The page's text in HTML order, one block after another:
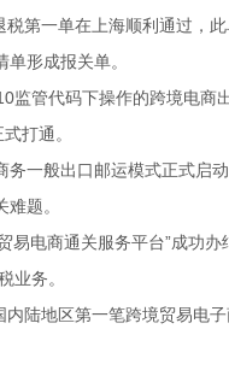
第一单在上海顺利通过，
形成报关单。
监管代码下操作的跨境电
打通。
一般出口邮运模式正式启
题。
易电商通关服务平台”成功
业务。
陆地区第一笔跨境贸易电